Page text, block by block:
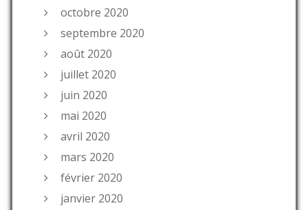
octobre 2020
septembre 2020
août 2020
juillet 2020
juin 2020
mai 2020
avril 2020
mars 2020
février 2020
janvier 2020